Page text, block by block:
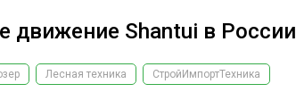
движение Shantui в России
Лесная техника СтройИмпортТехника